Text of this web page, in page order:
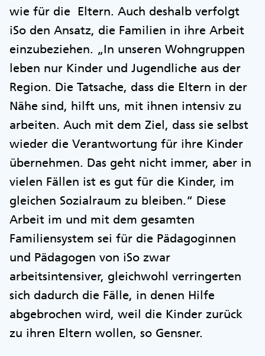
wie für die Eltern. Auch deshalb verfolgt
iSo den Ansatz, die Familien in ihre Arbeit
einzubeziehen. „In unseren Wohngruppen
leben nur Kinder und Jugendliche aus der
Region. Die Tatsache, dass die Eltern in der
Nähe sind, hilft uns, mit ihnen intensiv zu
arbeiten. Auch mit dem Ziel, dass sie selbst
wieder die Verantwortung für ihre Kinder
übernehmen. Das geht nicht immer, aber in
vielen Fällen ist es gut für die Kinder, im
gleichen Sozialraum zu bleiben.“ Diese
Arbeit im und mit dem gesamten
Familiensystem sei für die Pädagoginnen
und Pädagogen von iSo zwar
arbeitsintensiver, gleichwohl verringerten
sich dadurch die Fälle, in denen Hilfe
abgebrochen wird, weil die Kinder zurück
zu ihren Eltern wollen, so Gensner.